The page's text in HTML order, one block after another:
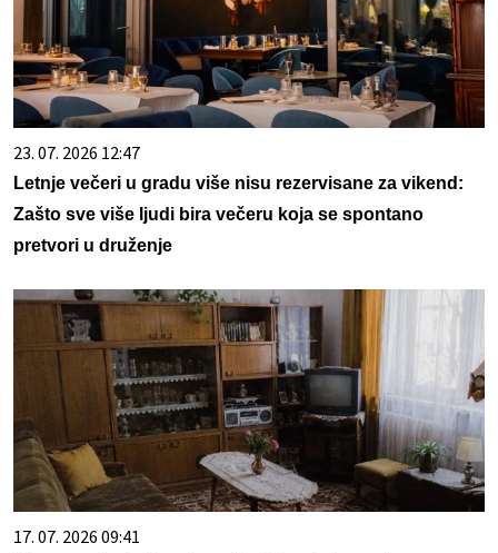
23. 07. 2026 12:47
Letnje večeri u gradu više nisu rezervisane za vikend:
Zašto sve više ljudi bira večeru koja se spontano
pretvori u druženje
17. 07. 2026 09:41